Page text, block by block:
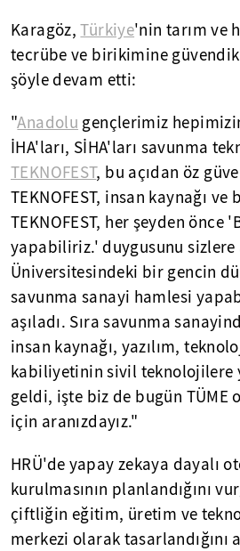
Karagöz,Türkiye'nin tarım ve
tecrübe ve birikimine
şöyle devam etti:
"Anadolu gençlerimiz
İHA'ları, SİHA'ları savunma
TEKNOFEST, bu açıdan öz
TEKNOFEST, insan kaynağı
TEKNOFEST, her şeyden önce
yapabiliriz.' duygusunu sizlere
Üniversitesindeki bir gencin
savunma sanayi hamlesi
aşıladı. Sıra savunma
insan kaynağı, yazılım,
kabiliyetinin sivil teknolojilere
geldi, işte biz de bugün TÜME
için aranızdayız."
HRÜ'de yapay zekaya dayalı
kurulmasının planlandığını
çiftliğin eğitim, üretim ve
merkezi olarak tasarlandığını